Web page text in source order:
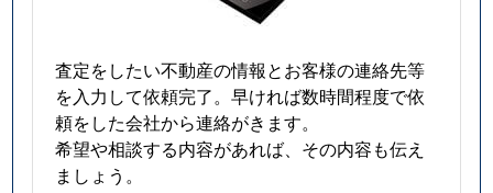
査定をしたい不動産の情報とお客様の連絡先等
を入力して依頼完了。早ければ数時間程度で依
頼をした会社から連絡がきます。
希望や相談する内容があれば、その内容も伝え
ましょう。